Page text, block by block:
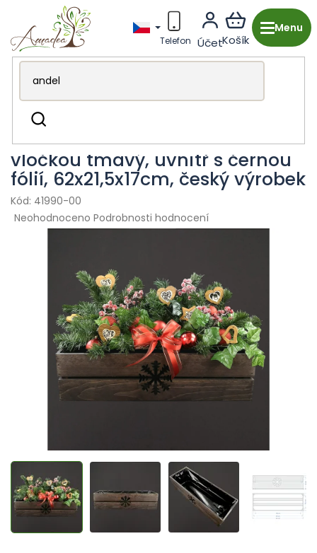
obsah
Hledat
Dřevěná výroba z Česka
Dřevěný vánoční truhlík s
vločkou tmavý, uvnitř s černou
fólií, 62x21,5x17cm, český výrobek
41990-00
Průměrné
hodnocení
hvězdiček.
Neohodnoceno Podrobnosti hodnocení